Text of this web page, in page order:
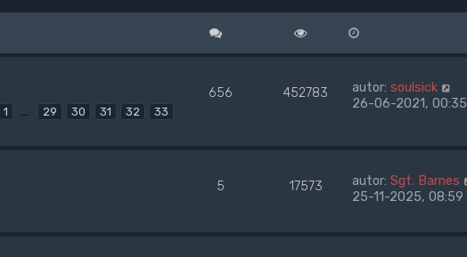
1 … 29 30 31 32 33
656 452783 autor: soulsick
26-06-2021, 00:35
5 17573 autor: Sgt. Barnes
25-11-2025, 08:59